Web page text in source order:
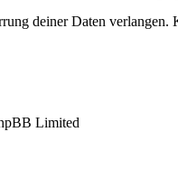
deiner Daten verlangen.
Limited